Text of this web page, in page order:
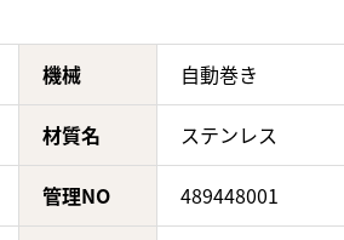
機械 自動巻き
材質名 ステンレス
管理NO 489448001